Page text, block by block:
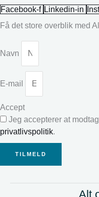
Facebook-f Linkedin-in
Få det store overblik med
Navn
E-mail
Accept
Jeg accepterer at
privatlivspolitik.
TILMELD
Alt